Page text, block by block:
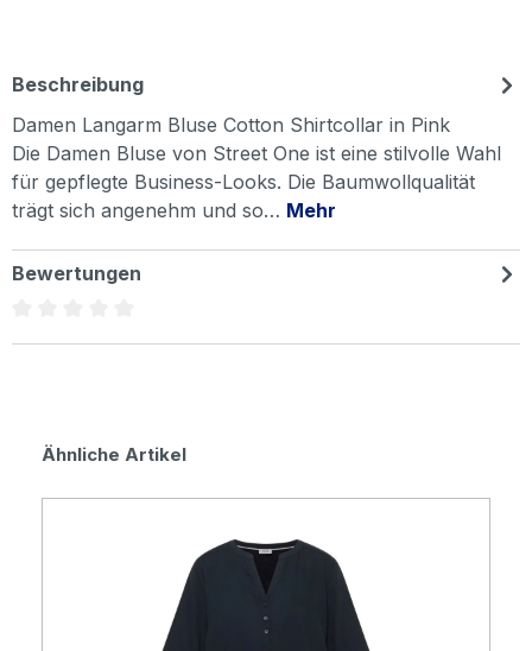
Beschreibung
Damen Langarm Bluse Cotton Shirtcollar in Pink
Die Damen Bluse von Street One ist eine stilvolle Wahl
für gepflegte Business-Looks. Die Baumwollqualität
trägt sich angenehm und so… Mehr
Bewertungen
Produktgalerie überspringen
Ähnliche Artikel